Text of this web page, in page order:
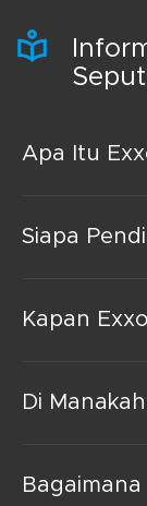
Apa Itu
Siapa
Kapan
Di